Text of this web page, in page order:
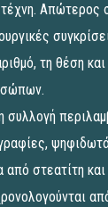
Απώτερος
τη θέση
συλλογή
από στεατίτη